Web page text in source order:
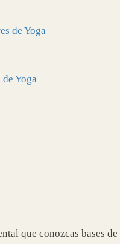
de Yoga
Yoga
que conozcas bases